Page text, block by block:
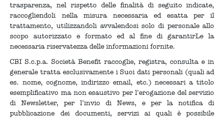
trasparenza, nel rispetto delle finalità di seguito indicate,
raccogliendoli nella misura necessaria ed esatta per il
trattamento, utilizzandoli avvalendosi solo di personale allo
scopo autorizzato e formato ed al fine di garantirLe la
necessaria riservatezza delle informazioni fornite.
CBI S.c.p.a. Società Benefit raccoglie, registra, consulta e in
generale tratta esclusivamente i Suoi dati personali (quali ad
es. nome, cognome, indirizzo email, etc.) necessari a titolo
esemplificativo ma non esaustivo per l’erogazione del servizio
di Newsletter, per l’invio di News, e per la notifica di
pubblicazione dei documenti, servizi ai quali è possibile